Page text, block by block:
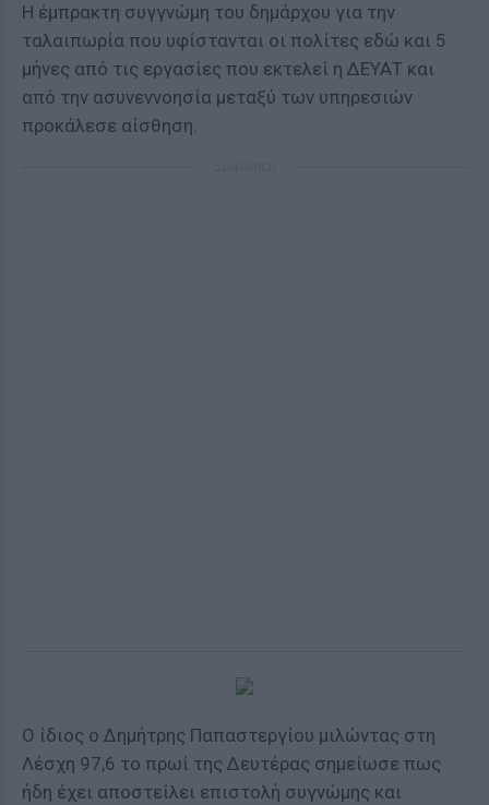
Η έμπρακτη συγγνώμη του δημάρχου για την
ταλαιπωρία που υφίστανται οι πολίτες εδώ και 5
μήνες από τις εργασίες που εκτελεί η ΔΕΥΑΤ και
από την ασυνεννοησία μεταξύ των υπηρεσιών
προκάλεσε αίσθηση.
Ο ίδιος ο Δημήτρης Παπαστεργίου μιλώντας στη
Λέσχη 97,6 το πρωί της Δευτέρας σημείωσε πως
ήδη έχει αποστείλει επιστολή συγνώμης και